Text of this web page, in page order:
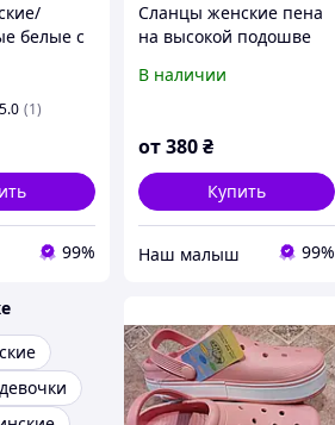
белые с
5.0 (1)
99%
Сланцы женские пена
на высокой подошве
37-41 размер.
В наличии
от380₴
Купить
‏Наш малыш 99%